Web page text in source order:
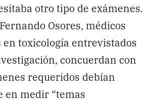
otro tipo de exámenes.
Osores, médicos
en toxicología entrevistados
concuerdan con
requeridos debían
en medir “temas